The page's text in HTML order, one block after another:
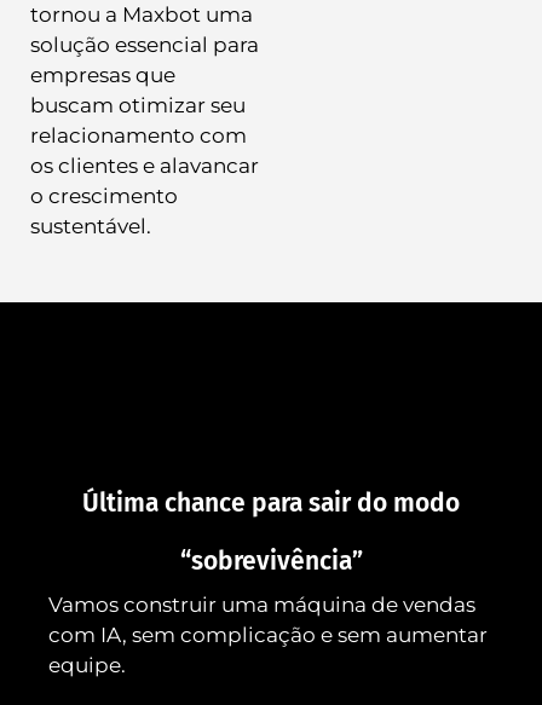
tornou a Maxbot uma
solução essencial para
empresas que
buscam otimizar seu
relacionamento com
os clientes e alavancar
o crescimento
sustentável.
Última chance para sair do modo
“sobrevivência”
Vamos construir uma máquina de vendas
com IA, sem complicação e sem aumentar
equipe.